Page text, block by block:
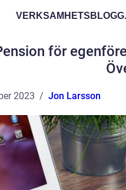
VERKSAMHETSBLOGG.
för
2023 Jon Larsson